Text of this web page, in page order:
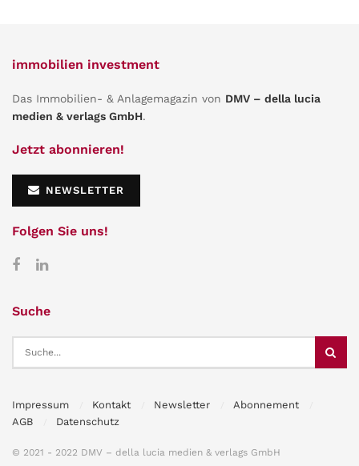
immobilien investment
Das Immobilien- & Anlagemagazin von DMV – della lucia
medien & verlags GmbH.
Jetzt abonnieren!
NEWSLETTER
Folgen Sie uns!
Suche
Impressum Kontakt Newsletter
Abonnement
AGB
Datenschutz
© 2021 - 2022 DMV – della lucia medien & verlags GmbH